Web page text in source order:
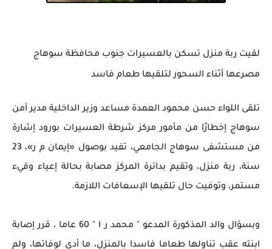
لقيت ربة منزل تسكن بالعسيرات جنوب محافظة سوهاج
مصرعها أثناء السحور لتلقيها طعام فاسد
تلقى اللواء حسن محمود العمدة مساعد وزير الداخلية مدير أمن
سوهاج إخطارًا من مأمور مركز شرطة العسيرات بورود إشارة
من مستشفى سوهاج الجامعي، تفيد بوصول «إيمان م ر»، 23
سنة، ربة منزل، وتقيم بدائرة المركز مصابة بحالة إعياء وقيء
مستمر، وتوفيت حال تلقيها الإسعافات اللازمة.
وبسؤال والد المذكورة المدعو " محمد ر ا " 60 عاما ، قرر إصابة
ابنته عقب تناولها طعاما فاسدا بالمنزل، ما أدى لوفاتها، ولم